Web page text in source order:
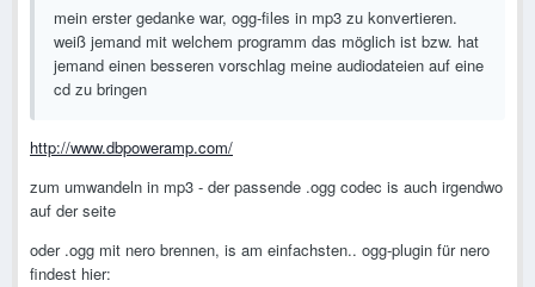
mein erster gedanke war, ogg-files in mp3 zu konvertieren.
weiß jemand mit welchem programm das möglich ist bzw. hat
jemand einen besseren vorschlag meine audiodateien auf eine
cd zu bringen
http://www.dbpoweramp.com/
zum umwandeln in mp3 - der passende .ogg codec is auch irgendwo
auf der seite
oder .ogg mit nero brennen, is am einfachsten.. ogg-plugin für nero
findest hier: